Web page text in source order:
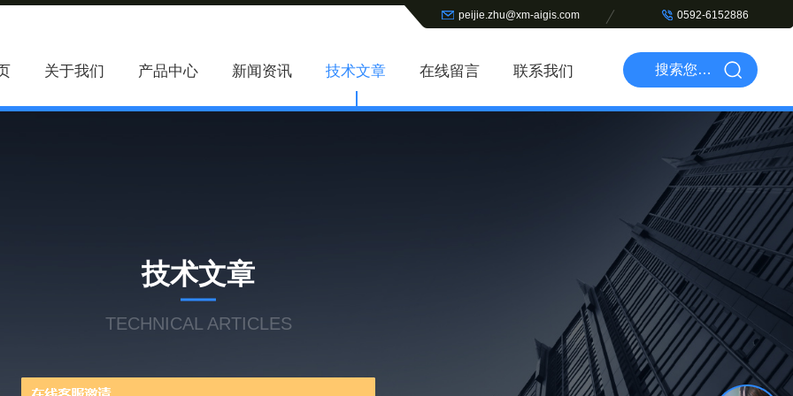
peijie.zhu@xm-aigis.com 0592-6152886
关于我们 产品中心 新闻资讯 技术文章 在线留言 联系我们
技术文章
TECHNICAL ARTICLES